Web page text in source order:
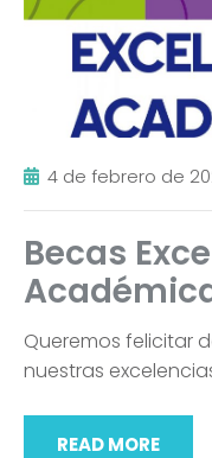
4 de febrero de
Becas
Queremos felicitar
nuestras
READ MORE